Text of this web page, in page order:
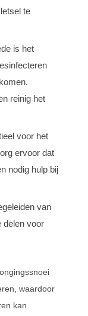
te
is het
reinig het
voor het
ervoor dat
nodig hulp bij
van
delen voor
waardoor
kan